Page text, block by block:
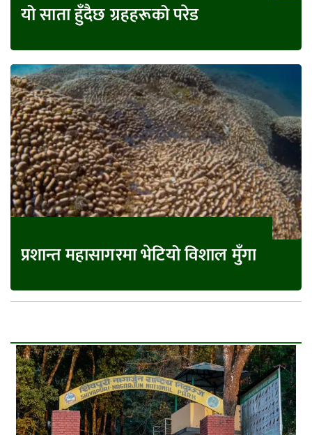
यो साता हुँदैछ ग्रहहरूको परेड
प्रशान्त महासागरमा भेटियो विशाल मुँगा